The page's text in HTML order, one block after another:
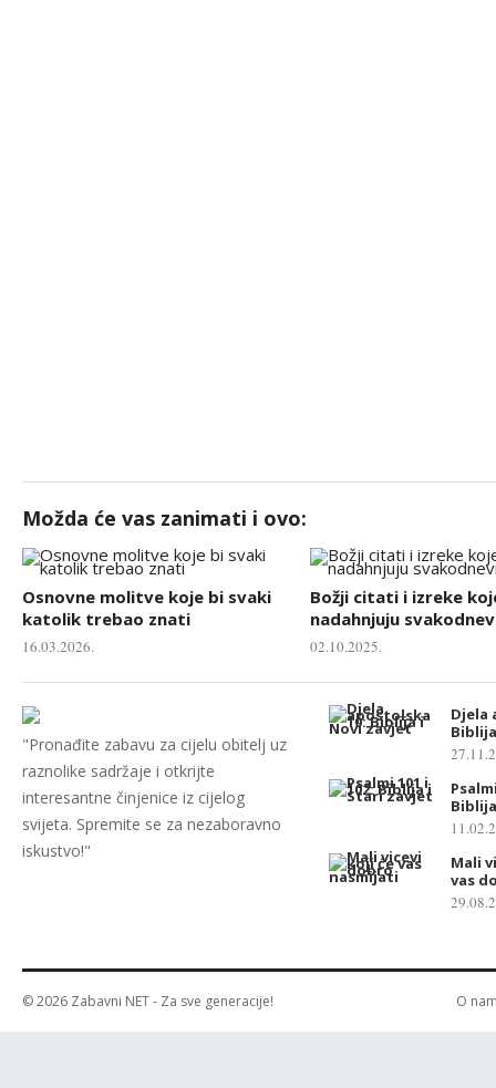
Možda će vas zanimati i ovo:
Osnovne molitve koje bi svaki
katolik trebao znati
16.03.2026.
Božji citati i izreke
nadahnjuju
02.10.2025.
"Pronađite zabavu za cijelu obitelj uz
raznolike sadržaje i otkrijte
interesantne činjenice iz cijelog
svijeta. Spremite se za nezaboravno
iskustvo!"
Djela
Mali
vas
© 2026 Zabavni NET- Za sve generacije! O